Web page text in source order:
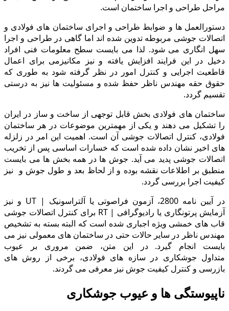
مراحل طراحی و اجرا ساختمان است.
دستورالعمل ها و ضوابط طراحی و اجرای ساختمان های فولادی و
اتصالات جوشی مربوطه تدوین شده اند اما گاهی در طراحی و اجرا
سهل انگاری می شود. لذا می بایست سطح معلومات فنی افراد
دخیل در این فرایند افزایش یافته و نیز مکانیزمی براى اعمال
قاطعیت اجرایی و کنترل امور در نظر گرفته شود به طوری که
حقوق حقه مهندس ناظر حفظ شده و مسئولیت ها نیز به درستی
تقسیم گردد.
ساختمان های فولادی بخش قابل توجهی از ساخت و ساز در ایران
را تشکیل می دهند و یکی از مهمترین موضوعات در هر ساختمان
فولادی، کنترل اتصالات جوشی آن است. اهمیت این امر در زلزله
های اخیر نشان داده شده است که خسارات اساسی پس از تخریب
اتصالات جوشی پدید می آید. جوش ها در همه بخش ها می بایست
منطبق بر اطلاعات نقشه بوده و از لحاظ بعد و طول جوش و نیز
کیفیت اجرا بررسی گردد.
در آیین نامه 2800، آزمون فراصوتی یا آلتراسونیک | UT و نیز
آزمایش پرتونگاری یا رادیوگرافى | RT براى کنترل اتصالات جوشی
قاب های خمشی ویژه اجباری شده است که البته بسته به تشخیص
مهندس ناظر در سایر حالات حتی در ساختمان های معمولی نیز می
بایست انجام گیرد. در این متن، ضمن مروری بر عیوب
متداول جوشکاری در سازه های فولادی، برخی از روش های
بازرسی و کنترل کیفیت جوش نیز معرفی می گردند.
ناپیوستگى ها و عیوب جوشکاری